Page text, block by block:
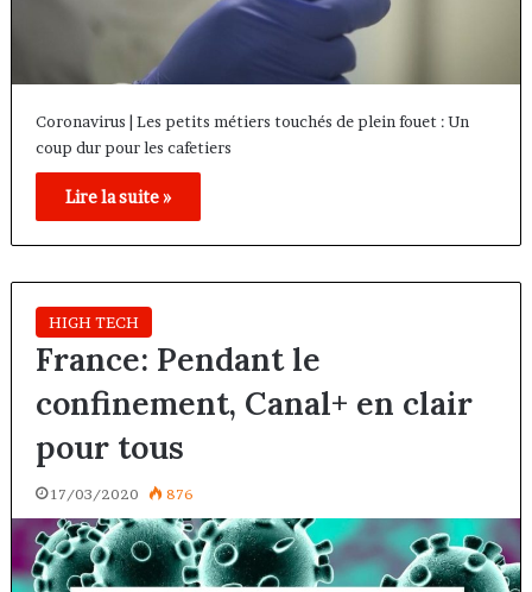
Coronavirus | Les petits métiers touchés de plein fouet : Un
coup dur pour les cafetiers
Lire la suite »
HIGH TECH
France: Pendant le
confinement, Canal+ en clair
pour tous
17/03/2020 876